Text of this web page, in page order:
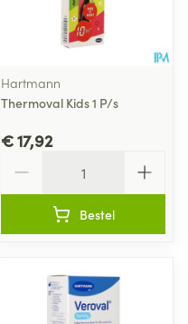
Hartmann
Thermoval Kids 1 P/s
€ 17,92
Bestel